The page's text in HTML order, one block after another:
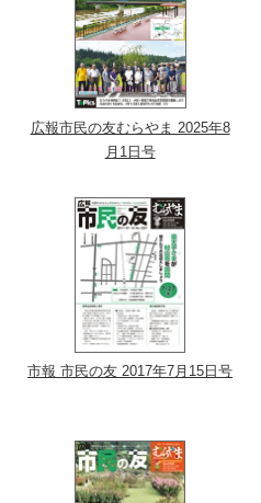
広報市民の友むらやま 2025年8
月1日号
市報 市民の友 2017年7月15日号